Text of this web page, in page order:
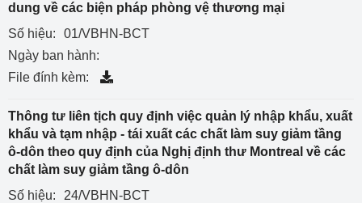
dung về các biện pháp phòng vệ thương mại
Số hiệu:
01/VBHN-BCT
Ngày ban hành:
File đính kèm:
Thông tư liên tịch quy định việc quản lý nhập khẩu, xuất
khẩu và tạm nhập - tái xuất các chất làm suy giảm tầng
ô-dôn theo quy định của Nghị định thư Montreal về các
chất làm suy giảm tầng ô-dôn
Số hiệu:
24/VBHN-BCT